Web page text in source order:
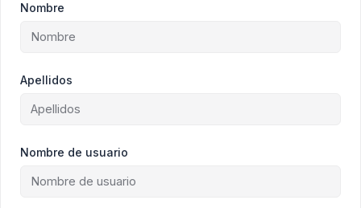
Nombre
Apellidos
Nombre de usuario